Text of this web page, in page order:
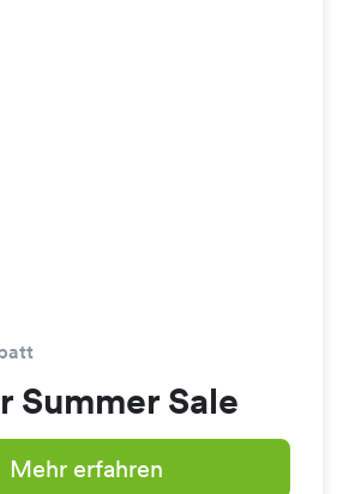
Summer Sale
Mehr erfahren